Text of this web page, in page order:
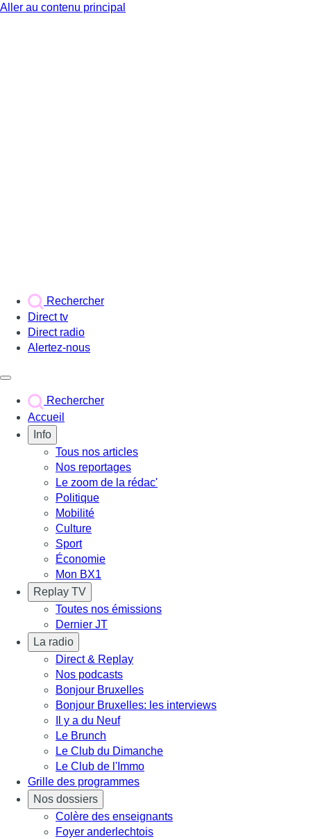
Aller au contenu principal
Rechercher
Direct tv
Direct radio
Alertez-nous
Rechercher
Accueil
Info
Tous nos articles
Nos reportages
Le zoom de la rédac'
Politique
Mobilité
Culture
Sport
Économie
Mon BX1
Replay TV
Toutes nos émissions
Dernier JT
La radio
Direct & Replay
Nos podcasts
Bonjour Bruxelles
Bonjour Bruxelles: les interviews
Il y a du Neuf
Le Brunch
Le Club du Dimanche
Le Club de l'Immo
Grille des programmes
Nos dossiers
Colère des enseignants
Foyer anderlechtois